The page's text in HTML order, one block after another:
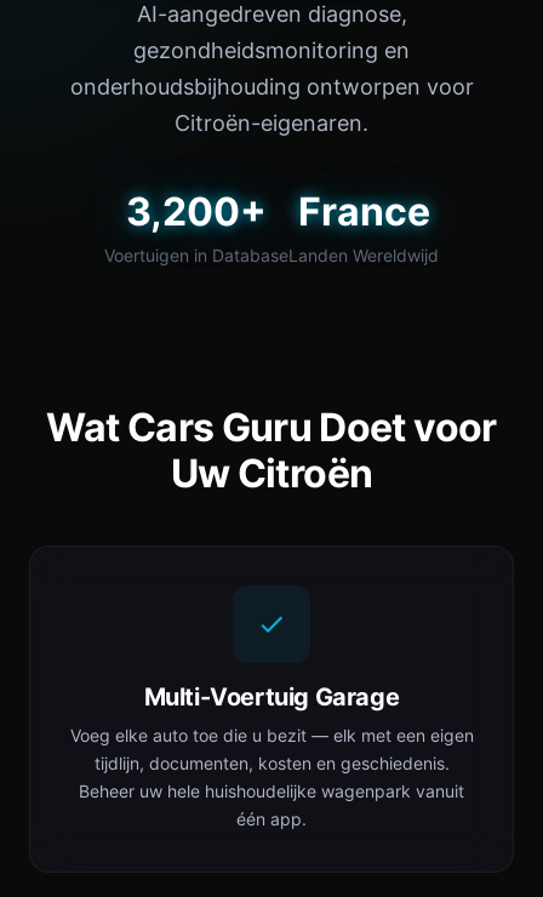
AI-aangedreven diagnose,
gezondheidsmonitoring en
onderhoudsbijhouding ontworpen voor
Citroën-eigenaren.
3,200+
Voertuigen in Database
France
Landen Wereldwijd
Wat Cars Guru Doet voor
Uw Citroën
Multi-Voertuig Garage
Voeg elke auto toe die u bezit — elk met een eigen
tijdlijn, documenten, kosten en geschiedenis.
Beheer uw hele huishoudelijke wagenpark vanuit
één app.